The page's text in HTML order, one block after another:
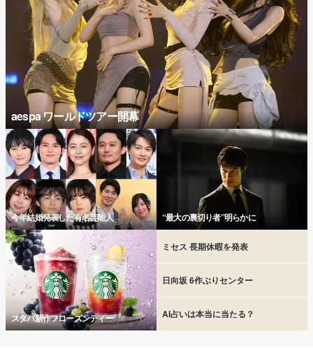
aespa ワールドツアー開幕
今年結婚発表した有名芸能人 “最大の裏切り者”明らかに
スタバ新作フローズンティー
ミセス 長期休暇を発表
日向坂 6作ぶりセンター
AI占いは本当に当たる？